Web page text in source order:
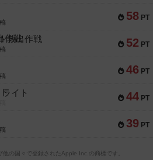
58 PT
52 PT
救出作戦
46 PT
44 PT
イト
39 PT
の国々で登録されたApple Inc.の商標です。